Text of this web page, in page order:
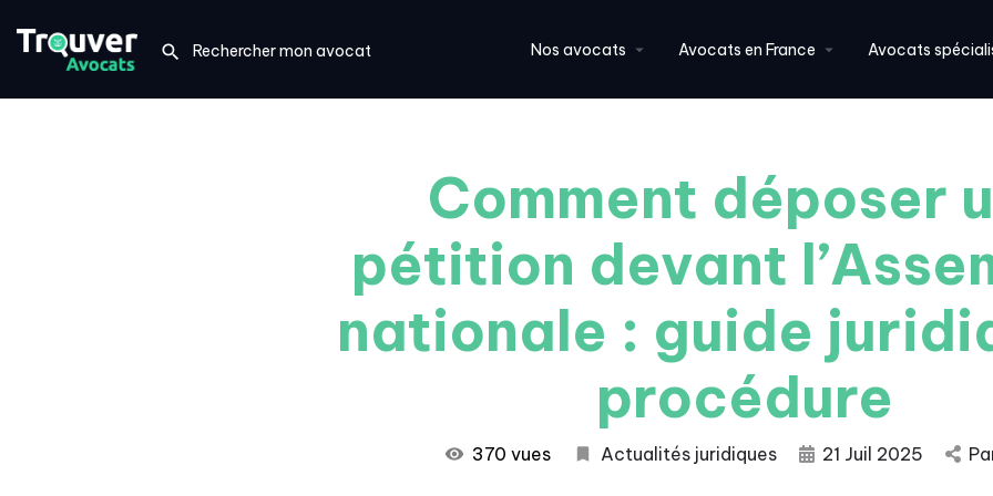
Nos avocats Avocats en France Avocats
Comment déposer
pétition devant
nationale : guide
procédure
370 vues Actualités juridiques 21 Juil 2025